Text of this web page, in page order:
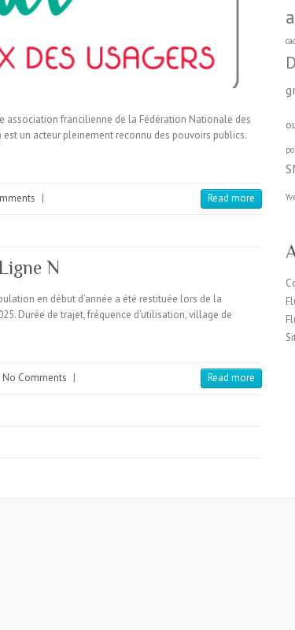
association francilienne de la Fédération Nationale des
un acteur pleinement reconnu des pouvoirs publics.
| Read more
N
en début d’année a été restituée lors de la
Durée de trajet, fréquence d’utilisation, village de
No Comments | Read more